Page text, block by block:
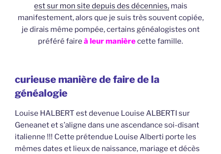
est sur mon site depuis des décennies,mais
manifestement, alors que je suis très souvent copiée,
je dirais même pompée, certains généalogistes ont
préféré faire à leur manièrecette famille.
curieuse manière de faire de la
généalogie
Louise HALBERT est devenue Louise ALBERTI sur
Geneanet et s’aligne dans une ascendance soi-disant
italienne !!! Cette prétendue Louise Alberti porte les
mêmes dates et lieux de naissance, mariage et décès